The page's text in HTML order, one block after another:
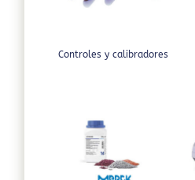
Controles y calibradores